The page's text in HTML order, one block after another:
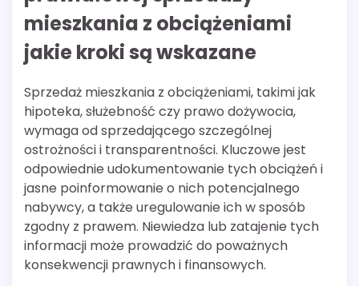
mieszkania z obciążeniami
jakie kroki są wskazane
Sprzedaż mieszkania z obciążeniami, takimi jak
hipoteka, służebność czy prawo dożywocia,
wymaga od sprzedającego szczególnej
ostrożności i transparentności. Kluczowe jest
odpowiednie udokumentowanie tych obciążeń i
jasne poinformowanie o nich potencjalnego
nabywcy, a także uregulowanie ich w sposób
zgodny z prawem. Niewiedza lub zatajenie tych
informacji może prowadzić do poważnych
konsekwencji prawnych i finansowych.